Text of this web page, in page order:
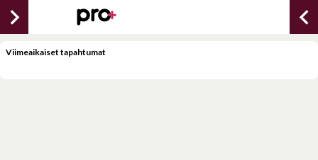
chevron_right chevron_left
Viimeaikaiset tapahtumat